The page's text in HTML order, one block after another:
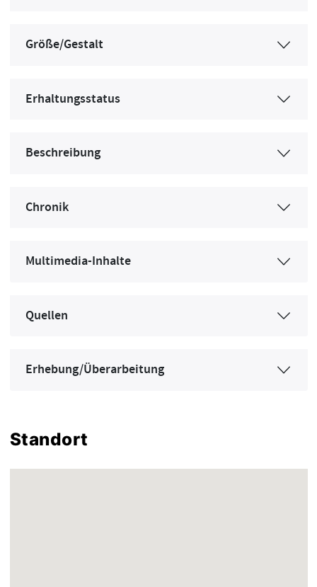
Größe/Gestalt
Erhaltungsstatus
Beschreibung
Chronik
Multimedia-Inhalte
Quellen
Erhebung/Überarbeitung
Standort